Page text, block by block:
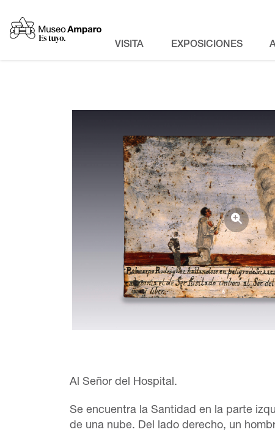
VISITA EXPOSICIONES
Al Señor del Hospital.
Se encuentra la Santidad en la parte
de una nube. Del lado derecho, un